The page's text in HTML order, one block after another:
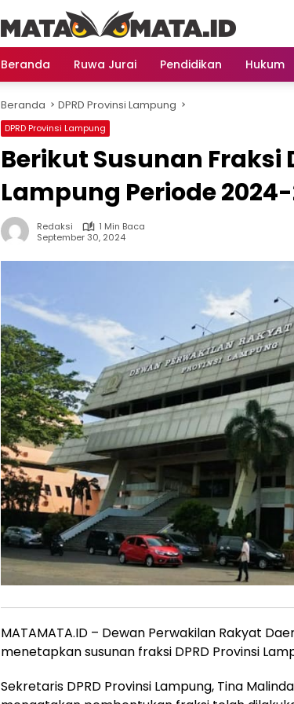
Beranda Ruwa Jurai Pendidikan Hukum
Beranda DPRD Provinsi Lampung
DPRD Provinsi Lampung
Berikut Susunan Fraksi
Lampung Periode
Redaksi
1 Min Baca
September 30, 2024
MATAMATA.ID – Dewan Perwakilan Rakyat
menetapkan susunan fraksi DPRD Provinsi
Sekretaris DPRD Provinsi Lampung, Tina